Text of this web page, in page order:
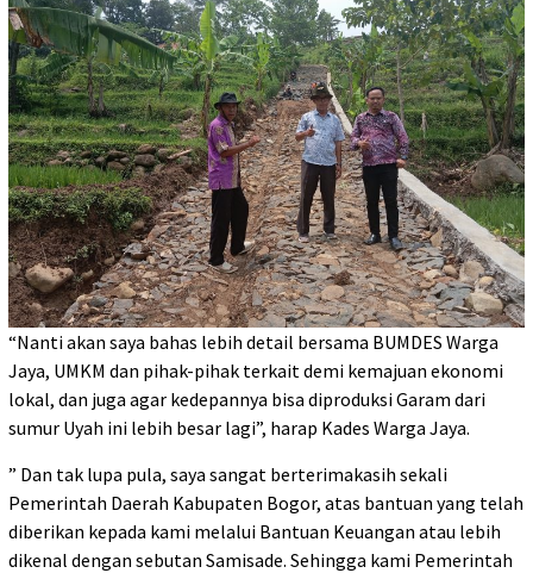
“Nanti akan saya bahas lebih detail bersama BUMDES Warga
Jaya, UMKM dan pihak-pihak terkait demi kemajuan ekonomi
lokal, dan juga agar kedepannya bisa diproduksi Garam dari
sumur Uyah ini lebih besar lagi”, harap Kades Warga Jaya.
” Dan tak lupa pula, saya sangat berterimakasih sekali
Pemerintah Daerah Kabupaten Bogor, atas bantuan yang telah
diberikan kepada kami melalui Bantuan Keuangan atau lebih
dikenal dengan sebutan Samisade. Sehingga kami Pemerintah